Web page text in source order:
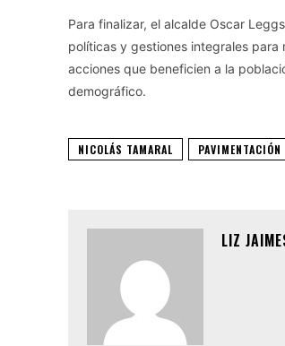
Para finalizar, el alcalde Oscar
políticas y gestiones integrales para
acciones que beneficien a la
demográfico.
NICOLÁS TAMARAL PAVIMENTACIÓN
LIZ